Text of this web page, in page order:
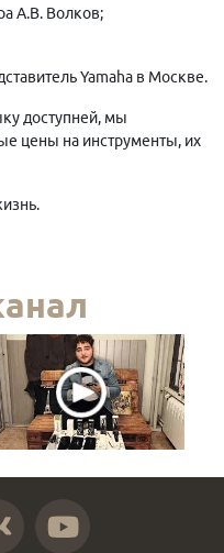
А.В. Волков;
Yamaha в Москве.
доступней, мы
цены на инструменты, их